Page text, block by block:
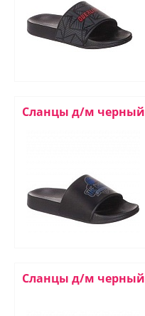
Сланцы д/м черный
Сланцы д/м черный